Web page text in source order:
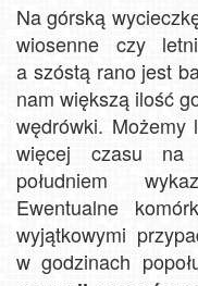
Na górską
wiosenne czy
a szóstą rano jest
nam większą ilość
wędrówki. Możemy
więcej czasu na
południem
Ewentualne
wyjątkowymi
w godzinach